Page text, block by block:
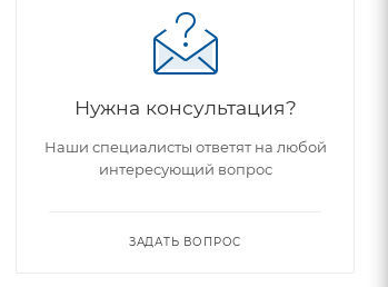
Нужна консультация?
Наши специалисты ответят на любой
интересующий вопрос
ЗАДАТЬ ВОПРОС